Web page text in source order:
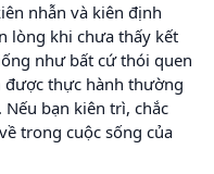
nhẫn và kiên định
lòng khi chưa thấy kết
như bất cứ thói quen
được thực hành thường
bạn kiên trì, chắc
trong cuộc sống của